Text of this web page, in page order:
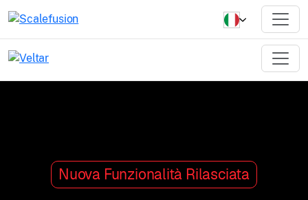
Nuova Funzionalità Rilasciata